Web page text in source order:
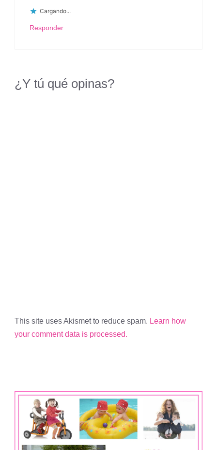
Cargando...
Responder
¿Y tú qué opinas?
This site uses Akismet to reduce spam. Learn how
your comment data is processed.